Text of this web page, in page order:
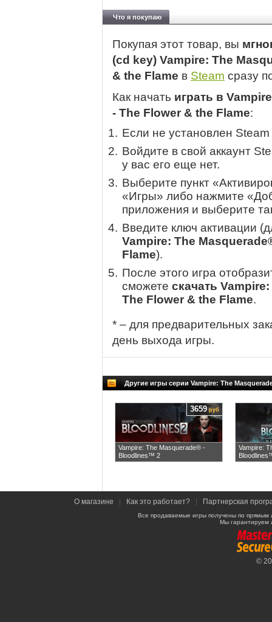
Что я покупаю
Покупая этот товар, вы
(cd key) Vampire: The
& the Flame в Steam сразу
Как начать играть в
- The Flower & the Flame:
Если не установлен
Войдите в свой аккаунт
у вас его еще нет.
Выберите пункт
«Игры» либо нажмите
приложения и выберите
Введите ключ активации
Vampire: The
Flame).
После этого игра
сможете скачать
The Flower & the Flame.
* – для предварительных
день выхода игры.
Другие игры серии Vampire: The
Vampire: The Masquerade® -
Bloodlines™ 2
3659руб
Vampire:
О магазине Как это работает? Партнерская
Все продаваемые игры получены по
Мы гарантируем
©